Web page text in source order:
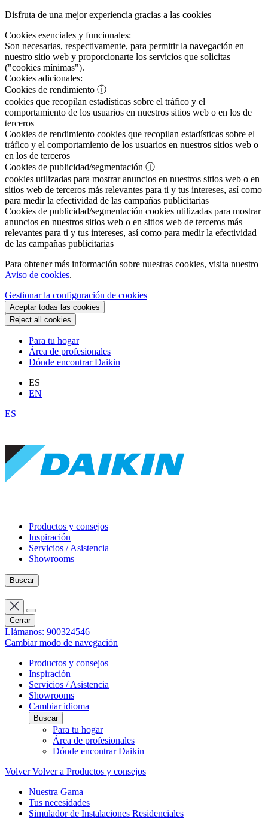
Disfruta de una mejor experiencia gracias a las cookies
Cookies esenciales y funcionales:
Son necesarias, respectivamente, para permitir la navegación en
nuestro sitio web y proporcionarte los servicios que solicitas
("cookies mínimas").
Cookies adicionales:
Cookies de rendimiento ⓘ
cookies que recopilan estadísticas sobre el tráfico y el
comportamiento de los usuarios en nuestros sitios web o en los de
terceros
Cookies de rendimiento cookies que recopilan estadísticas sobre el
tráfico y el comportamiento de los usuarios en nuestros sitios web o
en los de terceros
Cookies de publicidad/segmentación ⓘ
cookies utilizadas para mostrar anuncios en nuestros sitios web o en
sitios web de terceros más relevantes para ti y tus intereses, así como
para medir la efectividad de las campañas publicitarias
Cookies de publicidad/segmentación cookies utilizadas para mostrar
anuncios en nuestros sitios web o en sitios web de terceros más
relevantes para ti y tus intereses, así como para medir la efectividad
de las campañas publicitarias
Para obtener más información sobre nuestras cookies, visita nuestro
Aviso de cookies.
Gestionar la configuración de cookies
Aceptar todas las cookies
Reject all cookies
Para tu hogar
Área de profesionales
Dónde encontrar Daikin
ES
EN
ES
Productos y consejos
Inspiración
Servicios / Asistencia
Showrooms
Buscar
Cerrar
Llámanos: 900324546
Cambiar modo de navegación
Productos y consejos
Inspiración
Servicios / Asistencia
Showrooms
Cambiar idioma
Buscar
Para tu hogar
Área de profesionales
Dónde encontrar Daikin
Volver Volver a Productos y consejos
Nuestra Gama
Tus necesidades
Simulador de Instalaciones Residenciales